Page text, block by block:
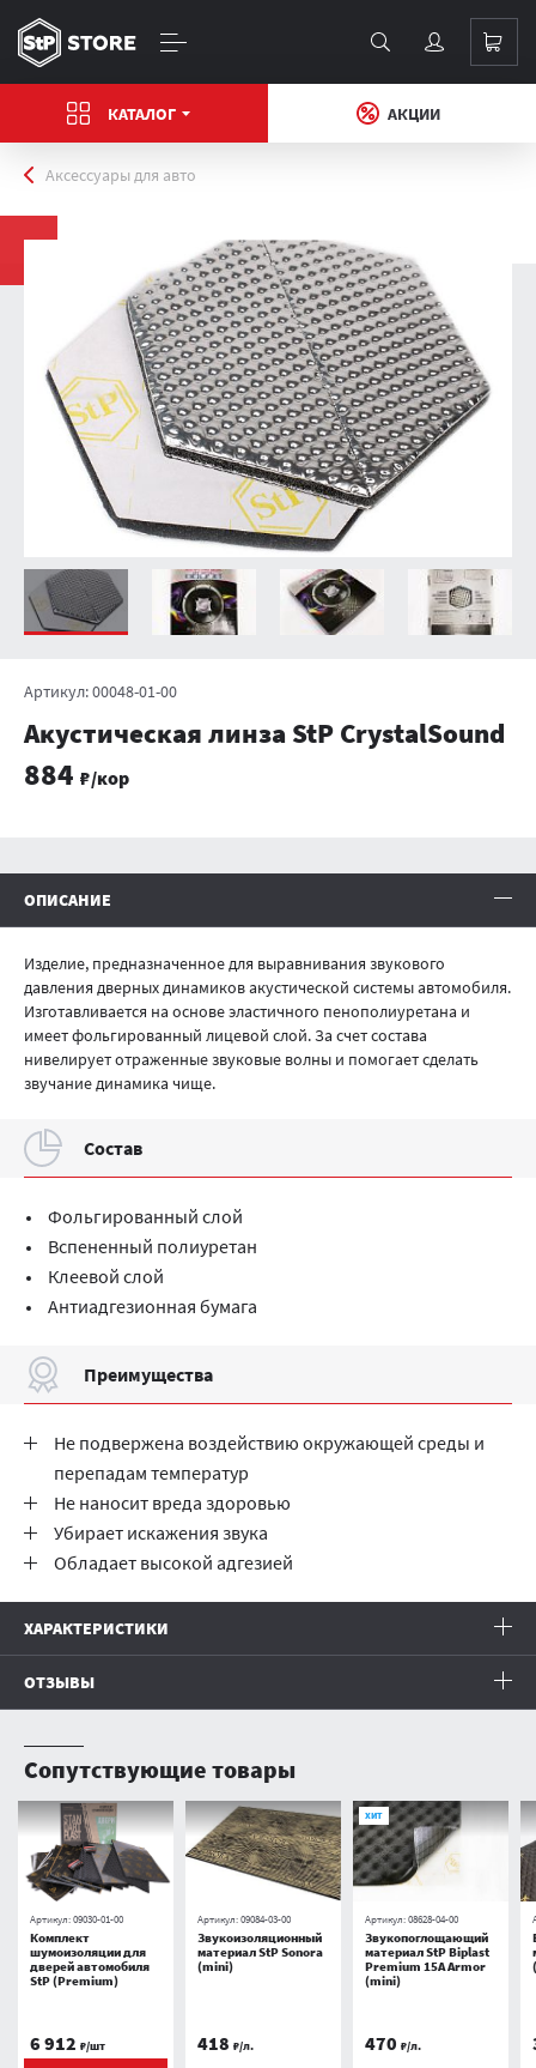
КАТАЛОГ АКЦИИ
Главная
Аксесcуары для авто
Акустическая линза StP CrystalSound
Артикул:00048-01-00
884 ₽/кор
Информация о продукте
ОПИСАНИЕ
Изделие, предназначенное для выравнивания звукового
давления дверных динамиков акустической системы автомобиля.
Изготавливается на основе эластичного пенополиуретана и
имеет фольгированный лицевой слой. За счет состава
нивелирует отраженные звуковые волны и помогает сделать
звучание динамика чище.
Cостав
Фольгированный слой
Вспененный полиуретан
Клеевой слой
Антиадгезионная бумага
Преимущества
Не подвержена воздействию окружающей среды и
перепадам температур
Не наносит вреда здоровью
Убирает искажения звука
Обладает высокой адгезией
ХАРАКТЕРИСТИКИ
ОТЗЫВЫ
Сопутствующие товары
Артикул:09030-01-00
Комплект
шумоизоляции для
дверей автомобиля
StP (Premium)
6 912 ₽/шт
Артикул:09084-03-00
Звукоизоляционный
материал StP Sonora
(mini)
418 ₽/л.
ХИТ
Артикул:08628-04-00
Звукопоглощающий
материал StP Biplast
Premium 15А Armor
(mini)
470 ₽/л.